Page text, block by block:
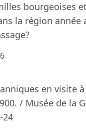
bourgeoises
la région année
en visite à
/ Musée de la
24